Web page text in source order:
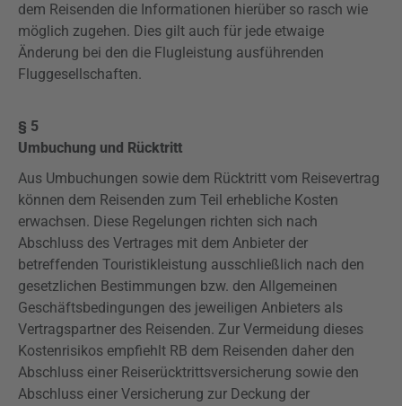
dem Reisenden die Informationen hierüber so rasch wie
möglich zugehen. Dies gilt auch für jede etwaige
Änderung bei den die Flugleistung ausführenden
Fluggesellschaften.
§ 5
Umbuchung und Rücktritt
Aus Umbuchungen sowie dem Rücktritt vom Reisevertrag
können dem Reisenden zum Teil erhebliche Kosten
erwachsen. Diese Regelungen richten sich nach
Abschluss des Vertrages mit dem Anbieter der
betreffenden Touristikleistung ausschließlich nach den
gesetzlichen Bestimmungen bzw. den Allgemeinen
Geschäftsbedingungen des jeweiligen Anbieters als
Vertragspartner des Reisenden. Zur Vermeidung dieses
Kostenrisikos empfiehlt RB dem Reisenden daher den
Abschluss einer Reiserücktrittsversicherung sowie den
Abschluss einer Versicherung zur Deckung der